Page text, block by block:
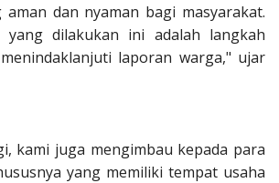
dan nyaman bagi masyarakat.
yang dilakukan ini adalah langkah
laporan warga," ujar
kami juga mengimbau kepada para
yang memiliki tempat usaha